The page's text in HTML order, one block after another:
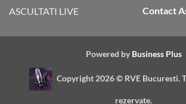
ASCULTATI LIVE
Contact
Powered by Business Plus
Copyright 2026 © RVE Bucuresti.
rezervate.